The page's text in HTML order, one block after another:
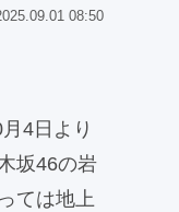
08:50
4日より
坂46の岩
ては地上